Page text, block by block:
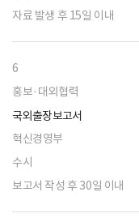
자료 발생 후 15일 이내
6
홍보·대외협력
국외출장보고서
혁신경영부
수시
보고서 작성 후 30일 이내